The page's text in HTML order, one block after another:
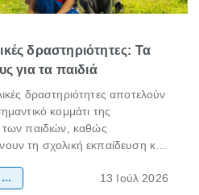
δραστηριότητες: Τα
για τα παιδιά
δραστηριότητες αποτελούν
κομμάτι της
παιδιών, καθώς
τη σχολική εκπαίδευση και
της κοινωνικότητας
οικογένεια & παιδί 13 Ιούλ 2026